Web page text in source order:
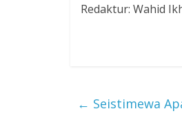
Redaktur: Wahid
← Seistimewa